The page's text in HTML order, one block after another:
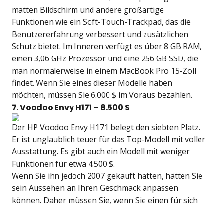
matten Bildschirm und andere großartige
Funktionen wie ein Soft-Touch-Trackpad, das die
Benutzererfahrung verbessert und zusätzlichen
Schutz bietet. Im Inneren verfügt es über 8 GB RAM,
einen 3,06 GHz Prozessor und eine 256 GB SSD, die
man normalerweise in einem MacBook Pro 15-Zoll
findet. Wenn Sie eines dieser Modelle haben
möchten, müssen Sie 6.000 $ im Voraus bezahlen.
7. Voodoo Envy H171 – 8.500 $
Der HP Voodoo Envy H171 belegt den siebten Platz.
Er ist unglaublich teuer für das Top-Modell mit voller
Ausstattung. Es gibt auch ein Modell mit weniger
Funktionen für etwa 4.500 $.
Wenn Sie ihn jedoch 2007 gekauft hätten, hätten Sie
sein Aussehen an Ihren Geschmack anpassen
können. Daher müssen Sie, wenn Sie einen für sich